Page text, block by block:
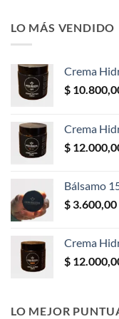
LO MÁS VENDIDO
Crema
$
Crema
$
Bálsamo
$ 3.600,00
Crema
$
LO MEJOR